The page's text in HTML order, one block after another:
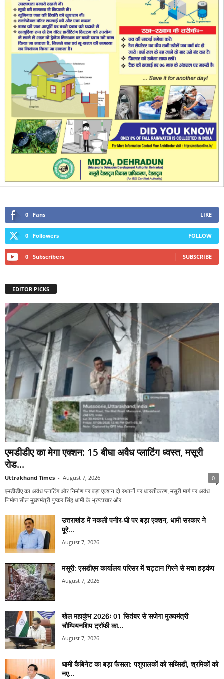
0 Fans LIKE
0 Followers FOLLOW
0 Subscribers SUBSCRIBE
EDITOR PICKS
एमडीडीए का मेगा एक्शन: 15 बीघा अवैध प्लाटिंग ध्वस्त, मसूरी
रोड...
Uttrakhand Times - August 7, 2026 0
एमडीडीए का अवैध प्लाटिंग और निर्माण पर बड़ा एक्शन दो स्थानों पर ध्वस्तीकरण, मसूरी मार्ग पर अवैध
निर्माण सील मुख्यमंत्री पुष्कर सिंह धामी के भ्रष्टाचार और...
उत्तराखंड में नकली पनीर-घी पर बड़ा एक्शन, धामी सरकार ने
पूरे...
August 7, 2026
मसूरी: एसडीएम कार्यालय परिसर में चट्टान गिरने से मचा हड़कंप
August 7, 2026
खेल महाकुंभ 2026ः 01 सितंबर से सजेगा मुख्यमंत्री
चौम्पियनशिप ट्रॉफी का...
August 7, 2026
धामी कैबिनेट का बड़ा फैसला: पशुपालकों को सब्सिडी, श्रमिकों को
नए...